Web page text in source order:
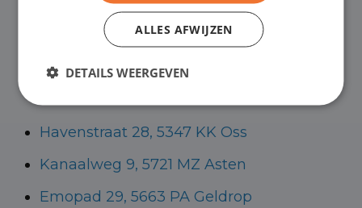
bedrijfswagens en in Oss, Geldrop en
Helmond voor zowel personenauto’s als
Havenstraat 28, 5347 KK Oss
Kanaalweg 9, 5721 MZ Asten
Emopad 29, 5663 PA Geldrop
ALLES AFWIJZEN
DETAILS WEERGEVEN